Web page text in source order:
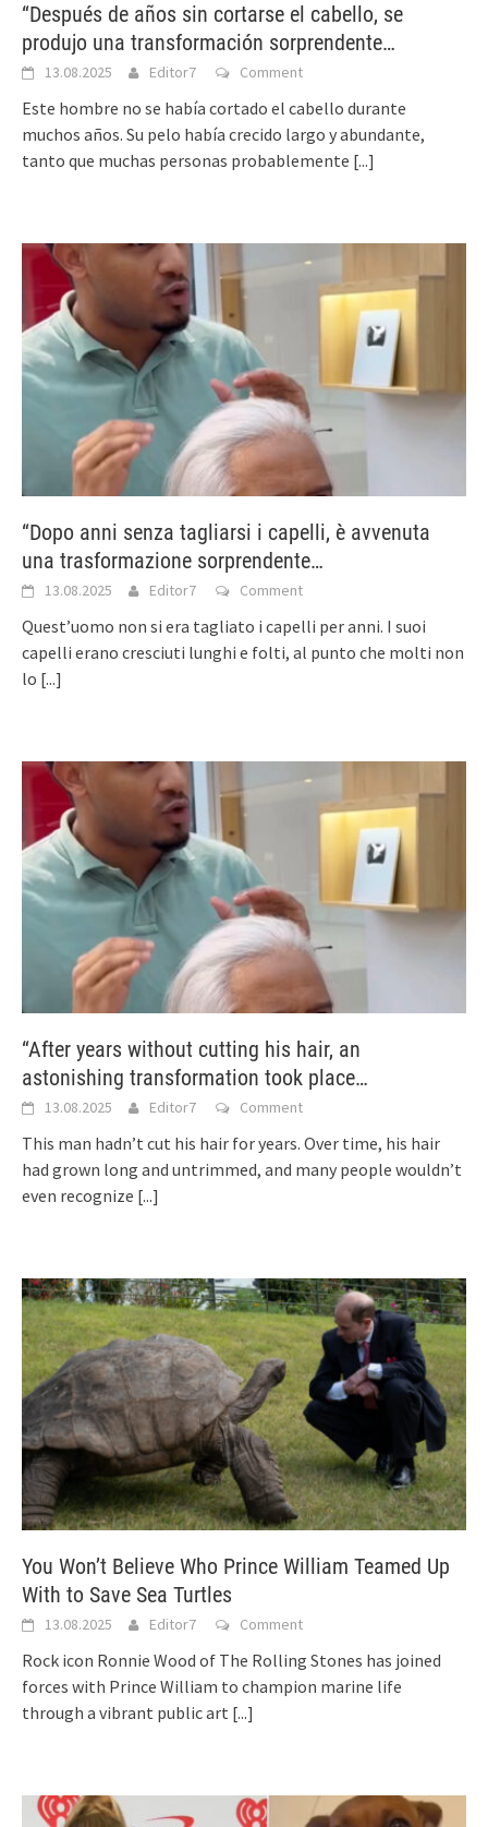
“Después de años sin cortarse el cabello, se
produjo una transformación sorprendente…
13.08.2025 Editor7 Comment
Este hombre no se había cortado el cabello durante
muchos años. Su pelo había crecido largo y abundante,
tanto que muchas personas probablemente [...]
“Dopo anni senza tagliarsi i capelli, è avvenuta
una trasformazione sorprendente…
13.08.2025 Editor7 Comment
Quest’uomo non si era tagliato i capelli per anni. I suoi
capelli erano cresciuti lunghi e folti, al punto che molti non
lo [...]
“After years without cutting his hair, an
astonishing transformation took place…
13.08.2025 Editor7 Comment
This man hadn’t cut his hair for years. Over time, his hair
had grown long and untrimmed, and many people wouldn’t
even recognize [...]
You Won’t Believe Who Prince William Teamed Up
With to Save Sea Turtles
13.08.2025 Editor7 Comment
Rock icon Ronnie Wood of The Rolling Stones has joined
forces with Prince William to champion marine life
through a vibrant public art [...]